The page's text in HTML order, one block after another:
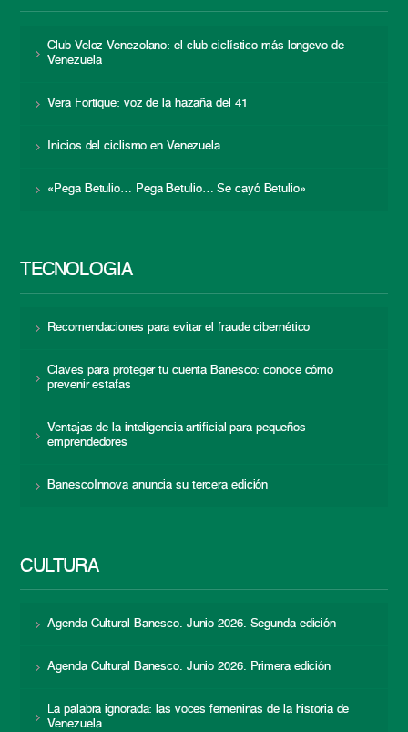
Club Veloz Venezolano: el club ciclístico más longevo de
Venezuela
Vera Fortique: voz de la hazaña del 41
Inicios del ciclismo en Venezuela
«Pega Betulio… Pega Betulio… Se cayó Betulio»
TECNOLOGÍA
Recomendaciones para evitar el fraude cibernético
Claves para proteger tu cuenta Banesco: conoce cómo
prevenir estafas
Ventajas de la inteligencia artificial para pequeños
emprendedores
BanescoInnova anuncia su tercera edición
CULTURA
Agenda Cultural Banesco. Junio 2026. Segunda edición
Agenda Cultural Banesco. Junio 2026. Primera edición
La palabra ignorada: las voces femeninas de la historia de
Venezuela